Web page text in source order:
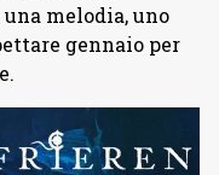
melodia, uno
gennaio per